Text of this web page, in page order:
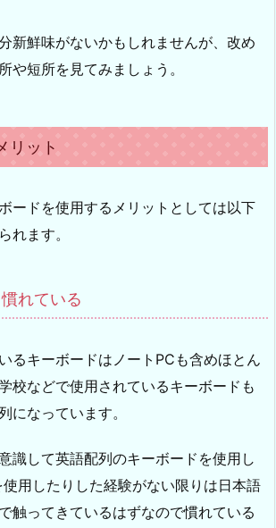
新鮮味がないかもしれませんが、改め
や短所を見てみましょう。
リット
ードを使用するメリットとしては以下
れます。
れている
るキーボードはノートPCも含めほとん
校などで使用されているキーボードも
になっています。
識して英語配列のキーボードを使用し
用したりした経験がない限りは日本語
触ってきているはずなので慣れている